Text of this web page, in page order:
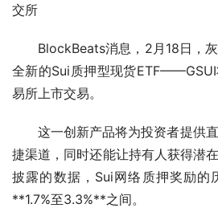
交所
BlockBeats消息，2月18日，
全新的Sui质押型现货
易所上市交易。
这一创新产品将为投资者提供
捷渠道，同时还能让持有人获得潜
披露的数据，Sui网络质押奖励的
**1.7%至3.3%**之间。